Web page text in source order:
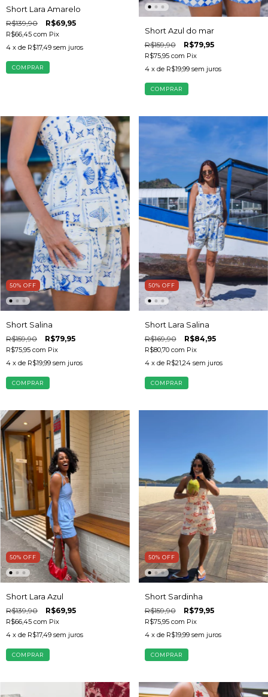
Short Lara Amarelo
R$139,90 R$69,95
R$66,45 com Pix
4 x de R$17,49 sem juros
COMPRAR
Short Azul do mar
R$159,90 R$79,95
R$75,95 com Pix
4 x de R$19,99 sem juros
COMPRAR
50% OFF
Short Salina
R$159,90 R$79,95
R$75,95 com Pix
4 x de R$19,99 sem juros
COMPRAR
50% OFF
Short Lara Salina
R$169,90 R$84,95
R$80,70 com Pix
4 x de R$21,24 sem juros
COMPRAR
50% OFF
Short Lara Azul
R$139,90 R$69,95
R$66,45 com Pix
4 x de R$17,49 sem juros
COMPRAR
50% OFF
Short Sardinha
R$159,90 R$79,95
R$75,95 com Pix
4 x de R$19,99 sem juros
COMPRAR